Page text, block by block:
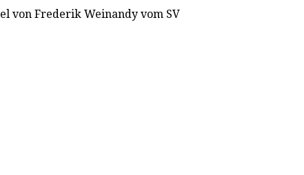
von Frederik Weinandy vom SV